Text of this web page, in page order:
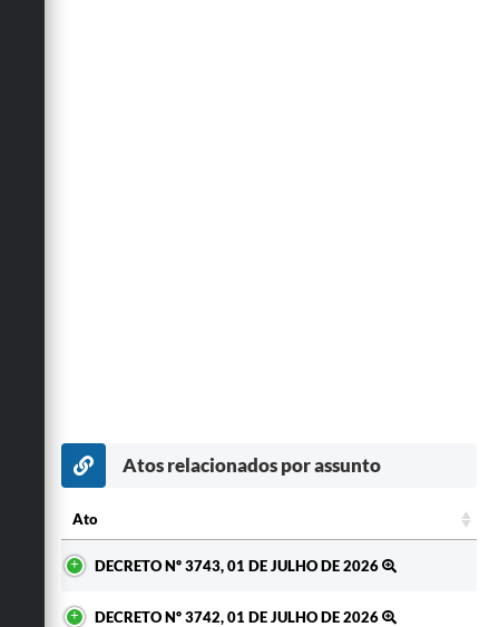
Atos relacionados por assunto
Ato
DECRETO Nº 3743, 01 DE JULHO DE 2026
DECRETO Nº 3742, 01 DE JULHO DE 2026